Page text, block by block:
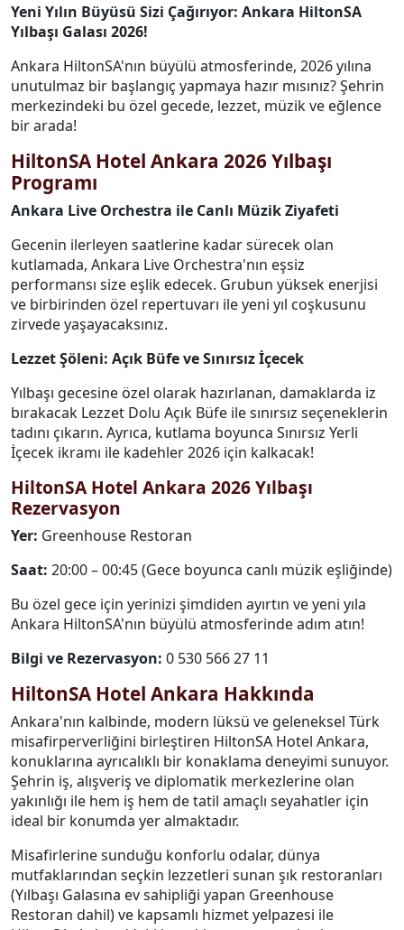
Yeni Yılın Büyüsü Sizi Çağırıyor: Ankara HiltonSA
Yılbaşı Galası 2026!
Ankara HiltonSA'nın büyülü atmosferinde, 2026 yılına
unutulmaz bir başlangıç yapmaya hazır mısınız? Şehrin
merkezindeki bu özel gecede, lezzet, müzik ve eğlence
bir arada!
HiltonSA Hotel Ankara 2026 Yılbaşı
Programı
Ankara Live Orchestra ile Canlı Müzik Ziyafeti
Gecenin ilerleyen saatlerine kadar sürecek olan
kutlamada, Ankara Live Orchestra'nın eşsiz
performansı size eşlik edecek. Grubun yüksek enerjisi
ve birbirinden özel repertuvarı ile yeni yıl coşkusunu
zirvede yaşayacaksınız.
Lezzet Şöleni: Açık Büfe ve Sınırsız İçecek
Yılbaşı gecesine özel olarak hazırlanan, damaklarda iz
bırakacak Lezzet Dolu Açık Büfe ile sınırsız seçeneklerin
tadını çıkarın. Ayrıca, kutlama boyunca Sınırsız Yerli
İçecek ikramı ile kadehler 2026 için kalkacak!
HiltonSA Hotel Ankara 2026 Yılbaşı
Rezervasyon
Yer: Greenhouse Restoran
Saat: 20:00 – 00:45 (Gece boyunca canlı müzik eşliğinde)
Bu özel gece için yerinizi şimdiden ayırtın ve yeni yıla
Ankara HiltonSA'nın büyülü atmosferinde adım atın!
Bilgi ve Rezervasyon: 0 530 566 27 11
HiltonSA Hotel Ankara Hakkında
Ankara'nın kalbinde, modern lüksü ve geleneksel Türk
misafirperverliğini birleştiren HiltonSA Hotel Ankara,
konuklarına ayrıcalıklı bir konaklama deneyimi sunuyor.
Şehrin iş, alışveriş ve diplomatik merkezlerine olan
yakınlığı ile hem iş hem de tatil amaçlı seyahatler için
ideal bir konumda yer almaktadır.
Misafirlerine sunduğu konforlu odalar, dünya
mutfaklarından seçkin lezzetleri sunan şık restoranları
(Yılbaşı Galasına ev sahipliği yapan Greenhouse
Restoran dahil) ve kapsamlı hizmet yelpazesi ile